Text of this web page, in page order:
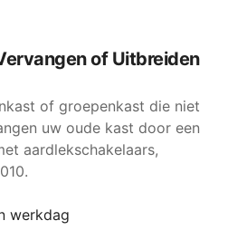
of Uitbreiden
of groepenkast die niet
uw oude kast door een
aardlekschakelaars,
werkdag